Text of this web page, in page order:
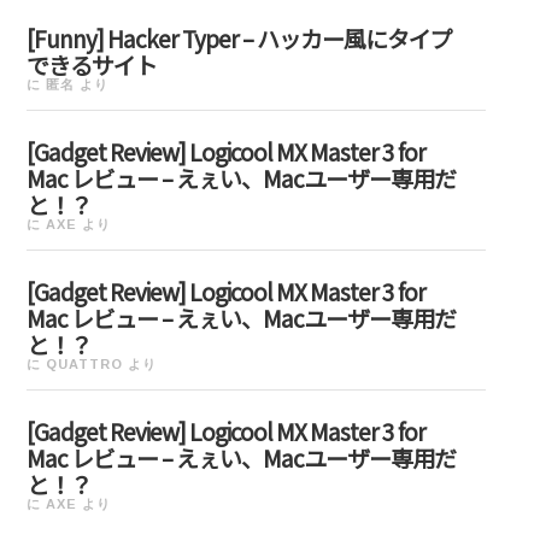
[Funny] Hacker Typer – ハッカー風にタイプ
できるサイト
に 匿名 より
[Gadget Review] Logicool MX Master 3 for
Mac レビュー – えぇい、Macユーザー専用だ
と！？
に AXE より
[Gadget Review] Logicool MX Master 3 for
Mac レビュー – えぇい、Macユーザー専用だ
と！？
に QUATTRO より
[Gadget Review] Logicool MX Master 3 for
Mac レビュー – えぇい、Macユーザー専用だ
と！？
に AXE より